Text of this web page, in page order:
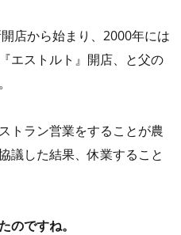
店から始まり、2000年には
エストルト』開店、と父の
トラン営業をすることが農
議した結果、休業すること
のですね。